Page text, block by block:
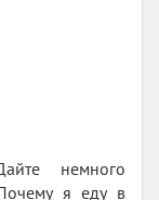
немного
я еду в